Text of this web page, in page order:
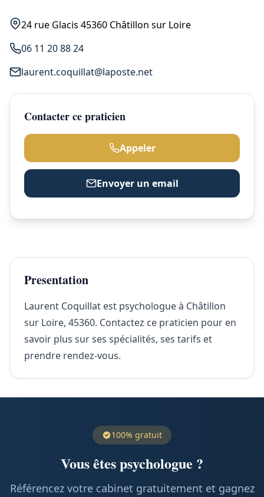
24 rue Glacis 45360 Châtillon sur Loire
06 11 20 88 24
laurent.coquillat@laposte.net
Contacter ce praticien
Appeler
Envoyer un email
Presentation
Laurent Coquillat est psychologue à Châtillon
sur Loire, 45360. Contactez ce praticien pour en
savoir plus sur ses spécialités, ses tarifs et
prendre rendez-vous.
100% gratuit
Vous êtes psychologue ?
Référencez votre cabinet gratuitement et gagnez